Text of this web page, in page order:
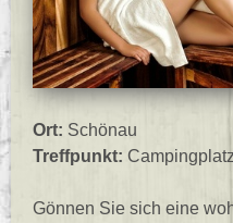
Ort: Schönau
Treffpunkt:
Gönnen Sie sich eine